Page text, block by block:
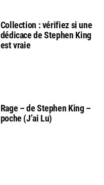
Collection : vérifiez si une
dédicace de Stephen King
est vraie
Rage – de Stephen King –
poche (J’ai Lu)